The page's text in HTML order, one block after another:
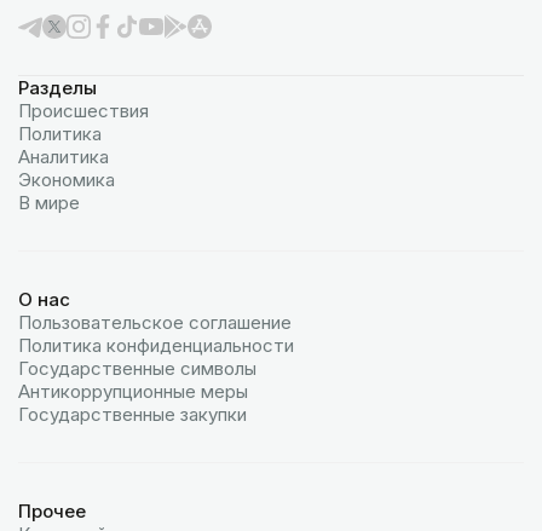
Разделы
Происшествия
Политика
Аналитика
Экономика
В мире
О нас
Пользовательское соглашение
Политика конфиденциальности
Государственные символы
Антикоррупционные меры
Государственные закупки
Прочее